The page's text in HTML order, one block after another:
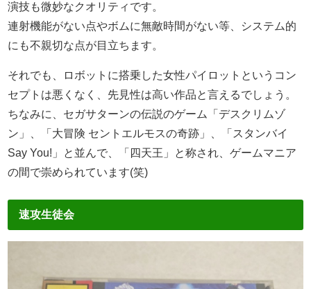
演技も微妙なクオリティです。
連射機能がない点やボムに無敵時間がない等、システム的
にも不親切な点が目立ちます。
それでも、ロボットに搭乗した女性パイロットというコン
セプトは悪くなく、先見性は高い作品と言えるでしょう。
ちなみに、セガサターンの伝説のゲーム「デスクリムゾ
ン」、「大冒険 セントエルモスの奇跡」、「スタンバイ
Say You!」と並んで、「四天王」と称され、ゲームマニア
の間で崇められています(笑)
速攻生徒会